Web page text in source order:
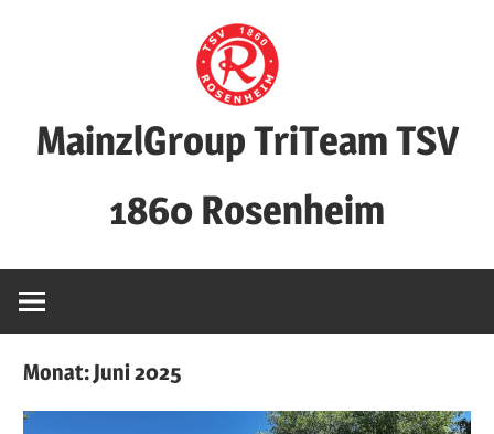
MainzlGroup TriTeam TSV
1860 Rosenheim
Monat: Juni 2025